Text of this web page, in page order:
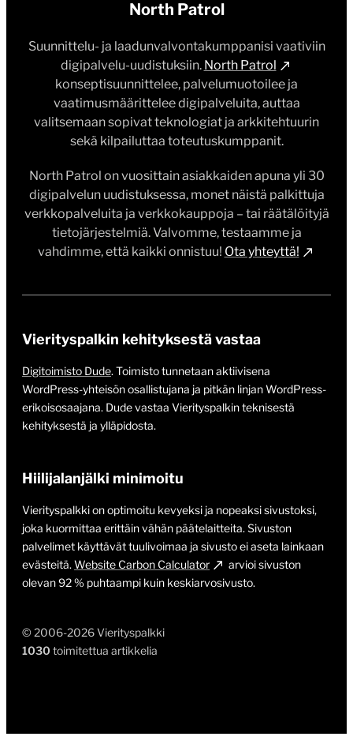
North Patrol
Suunnittelu- ja laadunvalvontakumppanisi vaativiin
digipalvelu-uudistuksiin. North Patrol
konseptisuunnittelee, palvelumuotoilee ja
vaatimusmäärittelee digipalveluita, auttaa
valitsemaan sopivat teknologiat ja arkkitehtuurin
sekä kilpailuttaa toteutuskumppanit.
North Patrol on vuosittain asiakkaiden apuna yli 30
digipalvelun uudistuksessa, monet näistä palkittuja
verkkopalveluita ja verkkokauppoja – tai räätälöityjä
tietojärjestelmiä. Valvomme, testaamme ja
vahdimme, että kaikki onnistuu! Ota yhteyttä!
© 2006-2026 Vierityspalkki
1030 toimitettua artikkelia
Vierityspalkin kehityksestä vastaa
Digitoimisto Dude. Toimisto tunnetaan aktiivisena
WordPress-yhteisön osallistujana ja pitkän linjan WordPress-
erikoisosaajana. Dude vastaa Vierityspalkin teknisestä
kehityksestä ja ylläpidosta.
Hiilijalanjälki minimoitu
Vierityspalkki on optimoitu kevyeksi ja nopeaksi sivustoksi,
joka kuormittaa erittäin vähän päätelaitteita. Sivuston
palvelimet käyttävät tuulivoimaa ja sivusto ei aseta lainkaan
evästeitä. Website Carbon Calculator
arvioi sivuston
olevan 92 % puhtaampi kuin keskiarvosivusto.